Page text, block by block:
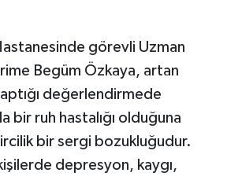
görevli Uzman
Begüm Özkaya, artan
değerlendirmede
bir ruh hastalığı olduğuna
bir sergi bozukluğudur.
depresyon, kaygı,